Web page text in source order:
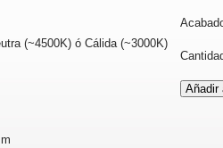
(~4500K) ó Cálida (~3000K)